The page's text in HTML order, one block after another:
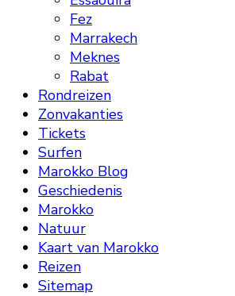
Fez
Marrakech
Meknes
Rabat
Rondreizen
Zonvakanties
Tickets
Surfen
Marokko Blog
Geschiedenis
Marokko
Natuur
Kaart van Marokko
Reizen
Sitemap